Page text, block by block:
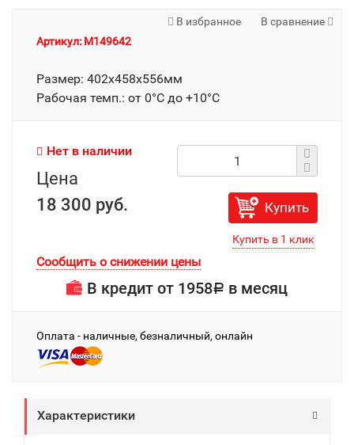
В избранное
В сравнение
Артикул: M149642
Размер: 402х458х556мм
Рабочая темп.: от 0°C до +10°C
Нет в наличии
Цена
18 300 руб.
Купить
Сообщить о снижении цены
В кредит от 1958Р в месяц
Оплата - наличные, безналичный, онлайн
Характеристики